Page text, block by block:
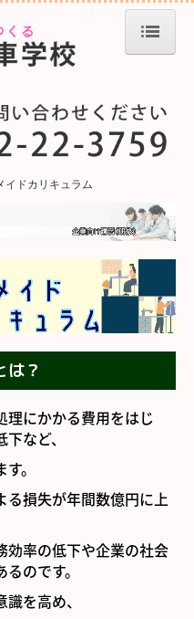
イドカリキュラム
は？
理にかかる費用をはじ
など、
。
る損失が年間数億円に上
効率の低下や企業の社会
のです。
を高め、